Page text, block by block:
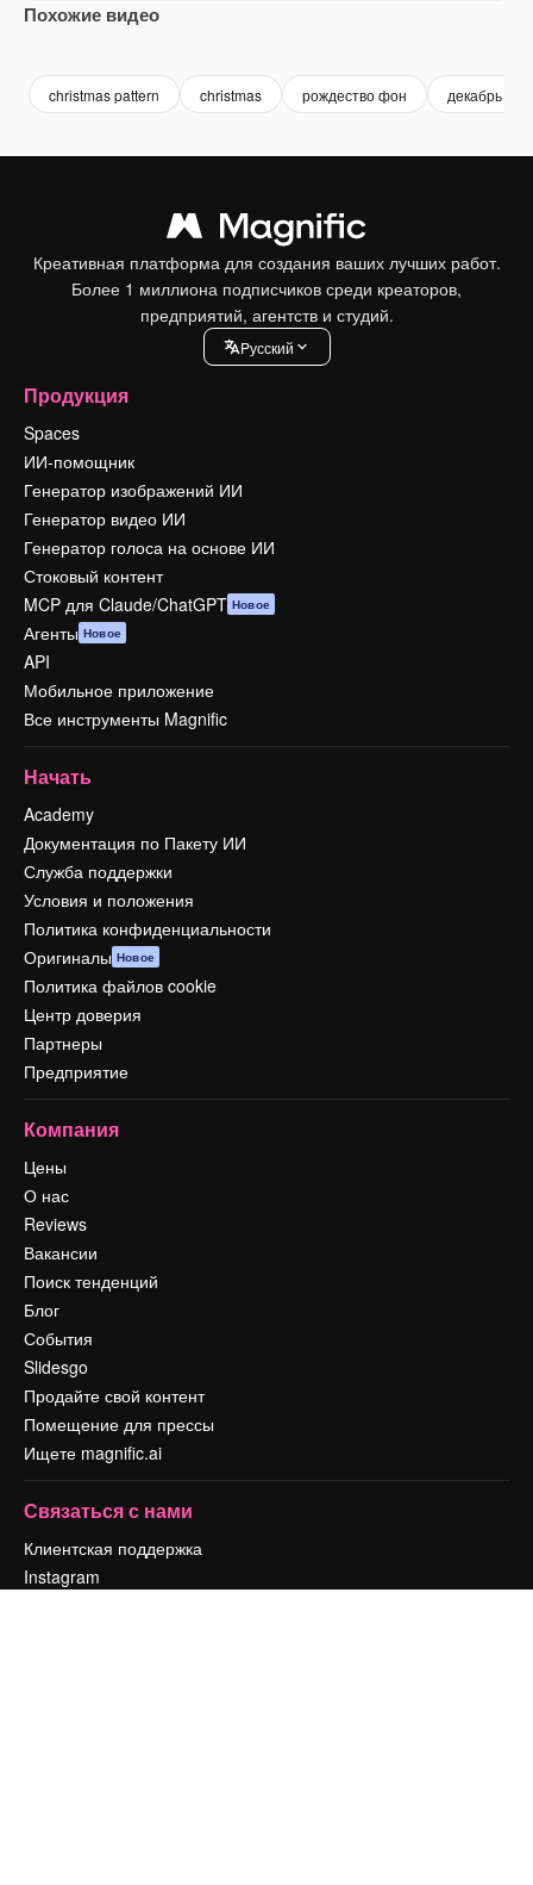
Похожие видео
christmas pattern christmas рождество фон декабрь
Креативная платформа для создания ваших лучших работ.
Более 1 миллиона подписчиков среди креаторов,
предприятий, агентств и студий.
Pусский
Продукция
Spaces
ИИ-помощник
Генератор изображений ИИ
Генератор видео ИИ
Генератор голоса на основе ИИ
Стоковый контент
MCP для Claude/ChatGPT Новое
Агенты Новое
API
Мобильное приложение
Все инструменты Magnific
Начать
Academy
Документация по Пакету ИИ
Служба поддержки
Условия и положения
Политика конфиденциальности
Оригиналы Новое
Политика файлов cookie
Центр доверия
Партнеры
Предприятие
Компания
Цены
О нас
Reviews
Вакансии
Поиск тенденций
Блог
События
Slidesgo
Продайте свой контент
Помещение для прессы
Ищете magnific.ai
Связаться с нами
Клиентская поддержка
Instagram